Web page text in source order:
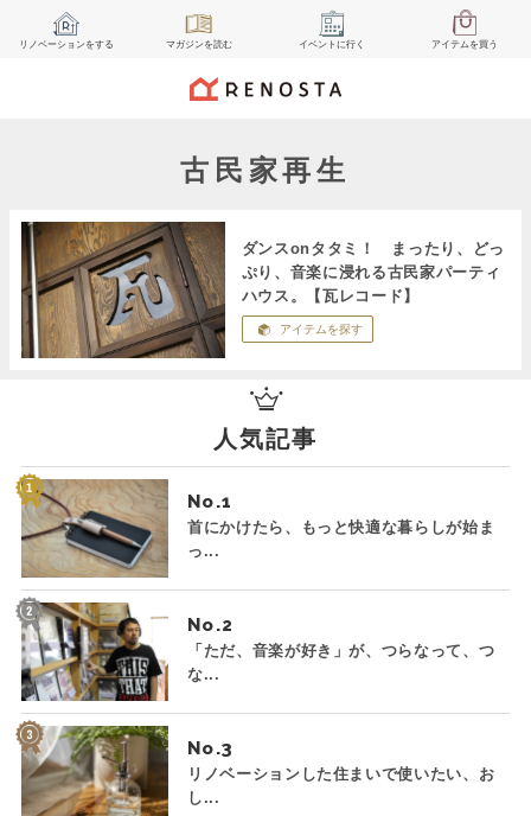
リノベーションをする マガジンを読む イベント に行く アイテムを買う
古民家再生
ダンスonタタミ！ まったり、どっ
ぷり、音楽に浸れる古民家パーティ
ハウス。【瓦レコード】
アイテムを探す
人気記事
No.
首にかけたら、もっと快適な暮らしが始ま
っ...
No.
「ただ、音楽が好き」が、つらなって、つ
な...
No.
リノベーションした住まいで使いたい、お
し...